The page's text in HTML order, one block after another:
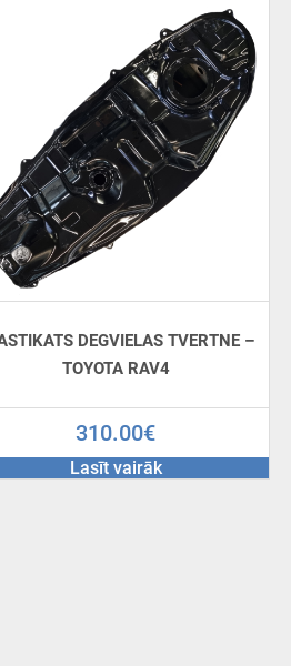
DEGVIELAS TVERTNE –
TOYOTA RAV4
310.00€
Lasīt vairāk